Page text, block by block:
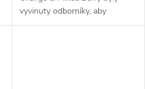
vyvinuty odborníky, aby
kombinovaly důležité živiny ve